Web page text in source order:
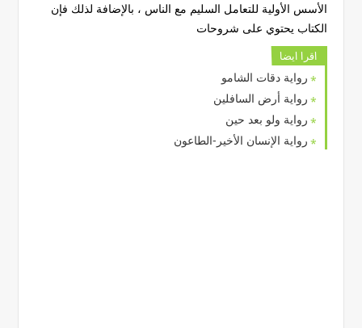
الأسس الأولية للتعامل السليم مع الناس ، بالإضافة لذلك فإن
الكتاب يحتوي على شروحات
اقرا ايضا
رواية دقات الشامو
رواية أرض السافلين
رواية ولو بعد حين
رواية الإنسان الأخير-الطاعون